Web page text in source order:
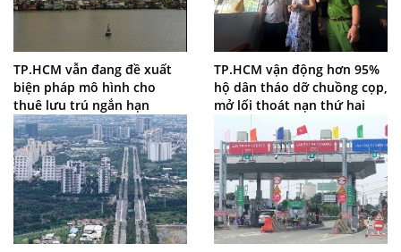
TP.HCM vẫn đang đề xuất
biện pháp mô hình cho
thuê lưu trú ngắn hạn
TP.HCM vận động hơn 95%
hộ dân tháo dỡ chuồng cọp,
mở lối thoát nạn thứ hai